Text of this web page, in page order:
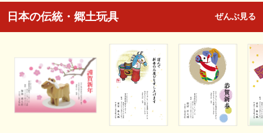
日本の伝統・郷土玩具 ぜんぶ見る